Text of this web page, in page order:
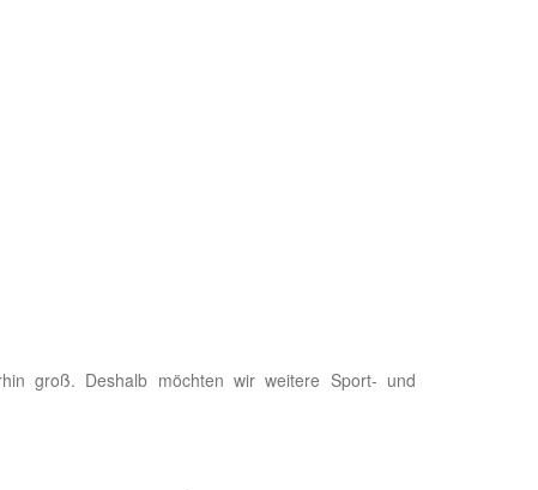
groß. Deshalb möchten wir weitere Sport- und